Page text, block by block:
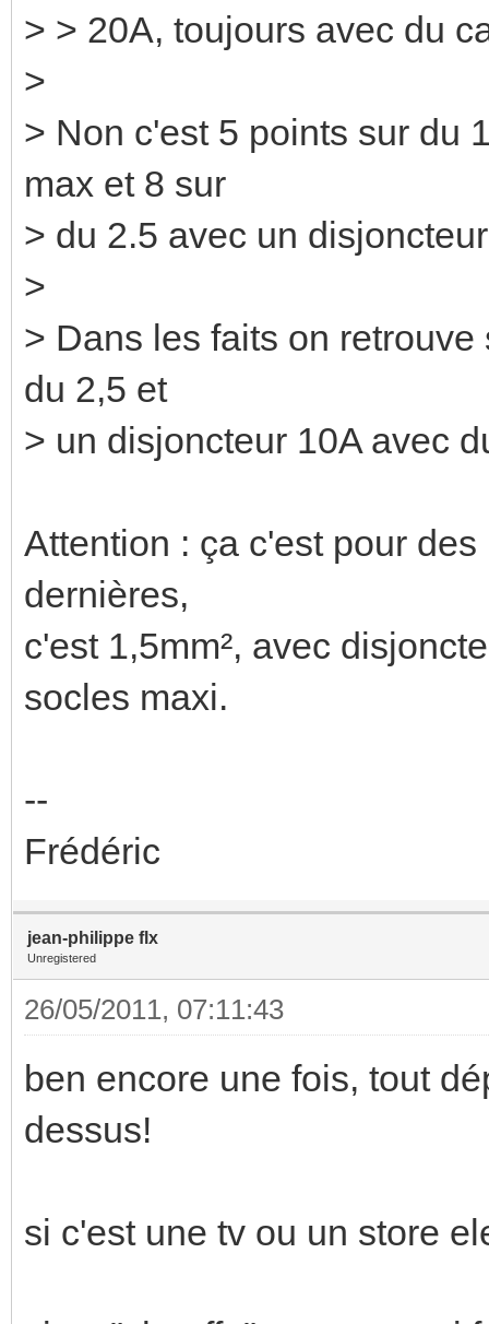
> > 20A, toujours avec du
>
> Non c'est 5 points sur du
max et 8 sur
> du 2.5 avec un
>
> Dans les faits on
du 2,5 et
> un disjoncteur 10A avec
Attention : ça c'est pour
dernières,
c'est 1,5mm², avec
socles maxi.
--
Frédéric
jean-philippe flx
Unregistered
26/05/2011, 07:11:43
ben encore une fois, tout
dessus!
si c'est une tv ou un store